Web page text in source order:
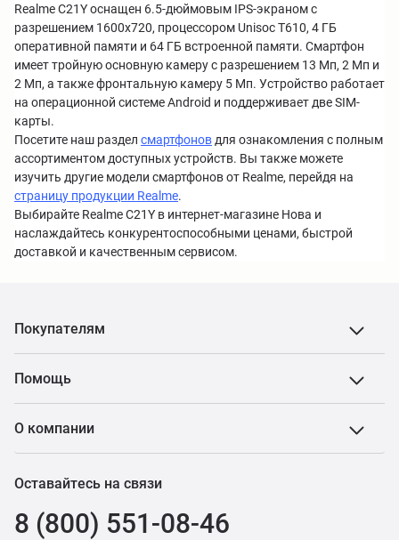
Realme C21Y оснащен 6.5-дюймовым IPS-экраном с
разрешением 1600x720, процессором Unisoc T610, 4 ГБ
оперативной памяти и 64 ГБ встроенной памяти. Смартфон
имеет тройную основную камеру с разрешением 13 Мп, 2 Мп и
2 Мп, а также фронтальную камеру 5 Мп. Устройство работает
на операционной системе Android и поддерживает две SIM-
карты.
Посетите наш раздел смартфонов для ознакомления с полным
ассортиментом доступных устройств. Вы также можете
изучить другие модели смартфонов от Realme, перейдя на
страницу продукции Realme.
Выбирайте Realme C21Y в интернет-магазине Нова и
наслаждайтесь конкурентоспособными ценами, быстрой
доставкой и качественным сервисом.
Покупателям
Помощь
О компании
Оставайтесь на связи
8 (800) 551-08-46